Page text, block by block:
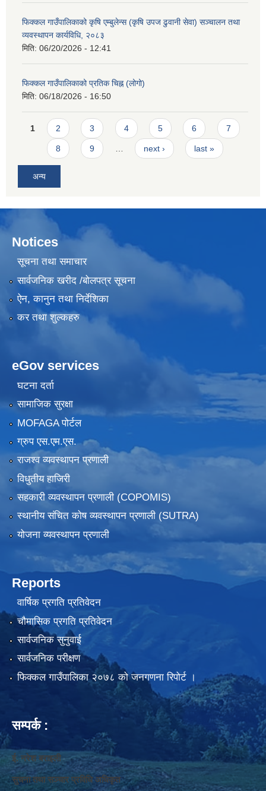
फिक्कल गाउँपालिकाको कृषि एम्बुलेन्स (कृषि उपज ढुवानी सेवा) सञ्चालन तथा
व्यवस्थापन कार्यविधि, २०८३
मिति: 06/20/2026 - 12:41
फिक्कल गाउँपालिकाको प्रतिक चिह्न (लोगो)
मिति: 06/18/2026 - 16:50
Pages
1 2 3 4 5 6 7
8 9 … next › last »
अन्य
Notices
सूचना तथा समाचार
सार्वजनिक खरीद /बोलपत्र सूचना
ऐन, कानुन तथा निर्देशिका
कर तथा शुल्कहरु
eGov services
घटना दर्ता
सामाजिक सुरक्षा
MOFAGA पोर्टल
ग्रुप एस.एम.एस.
राजश्व व्यवस्थापन प्रणाली
विधुतीय हाजिरी
सहकारी व्यवस्थापन प्रणाली (COPOMIS)
स्थानीय संचित कोष व्यवस्थापन प्रणाली (SUTRA)
योजना व्यवस्थापन प्रणाली
Reports
वार्षिक प्रगति प्रतिवेदन
चौमासिक प्रगति प्रतिवेदन
सार्वजनिक सुनुवाई
सार्वजनिक परीक्षण
फिक्कल गाउँपालिका २०७८ को जनगणना रिपोर्ट ।
सम्पर्क :
ई. नरेश बराइली
सुचना तथा सञ्‍चार प्रविधि अधिकृत